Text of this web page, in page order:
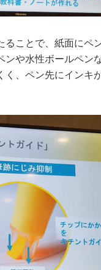
ことで、紙面にペ
や水性ボールペン
、ペン先にインキ